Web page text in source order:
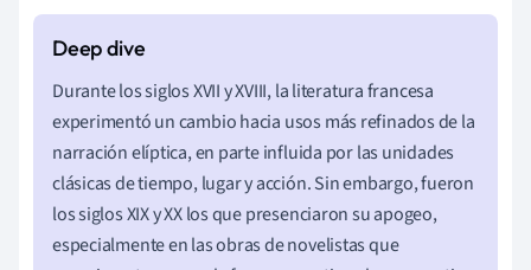
Durante los siglos XVII y XVIII, la literatura francesa
experimentó un cambio hacia usos más refinados de la
narración elíptica, en parte influida por las unidades
clásicas de tiempo, lugar y acción. Sin embargo, fueron
los siglos XIX y XX los que presenciaron su apogeo,
especialmente en las obras de novelistas que